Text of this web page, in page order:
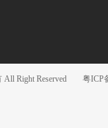
Right Reserved 粤ICP